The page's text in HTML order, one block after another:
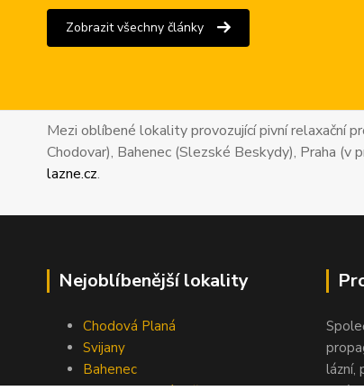
Zobrazit všechny články
Mezi oblíbené lokality provozující pivní relaxační
Chodovar), Bahenec (Slezské Beskydy), Praha
lazne.cz.
Nejoblíbenější lokality
Chodová Planá
Svijany
Bahenec
lázní,